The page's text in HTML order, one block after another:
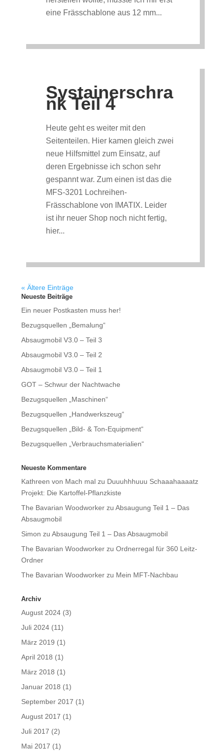
eine Frässchablone aus 12 mm...
Systainerschra
nk Teil 4
Heute geht es weiter mit den
Seitenteilen. Hier kamen gleich zwei
neue Hilfsmittel zum Einsatz, auf
deren Ergebnisse ich schon sehr
gespannt war. Zum einen ist das die
MFS-3201 Lochreihen-
Frässchablone von IMATIX. Leider
ist ihr neuer Shop noch nicht fertig,
hier...
« Ältere Einträge
Neueste Beiträge
Ein neuer Postkasten muss her!
Bezugsquellen „Bemalung“
Absaugmobil V3.0 – Teil 3
Absaugmobil V3.0 – Teil 2
Absaugmobil V3.0 – Teil 1
GOT – Schwur der Nachtwache
Bezugsquellen „Maschinen“
Bezugsquellen „Handwerkszeug“
Bezugsquellen „Bild- & Ton-Equipment“
Bezugsquellen „Verbrauchsmaterialien“
Neueste Kommentare
Kathreen von Mach malzu Duuuhhhuuu Schaaahaaaatz
Projekt: Die Kartoffel-Pflanzkiste
The Bavarian Woodworkerzu Absaugung Teil 1 – Das
Absaugmobil
Simon zu Absaugung Teil 1 – Das Absaugmobil
The Bavarian Woodworkerzu Ordnerregal für 360 Leitz-
Ordner
The Bavarian Woodworkerzu Mein MFT-Nachbau
Archiv
August 2024(3)
Juli 2024(11)
März 2019 (1)
April 2018 (1)
März 2018 (1)
Januar 2018 (1)
September 2017 (1)
August 2017 (1)
Juli 2017 (2)
Mai 2017 (1)